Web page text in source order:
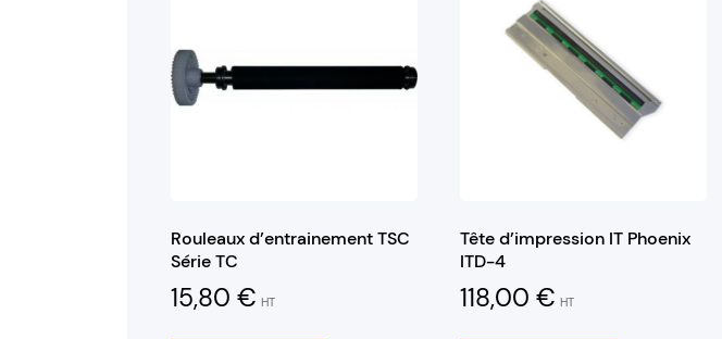
Rouleaux d’entrainement TSC
Série TC
15,80 € HT
Tête d’impression IT Phoenix
ITD-4
118,00€ HT